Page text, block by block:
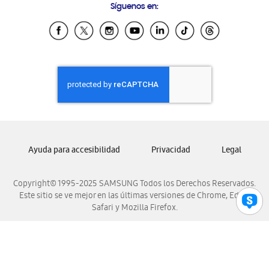
Samsung Ecuador
Samsung El Salvador
Samsung Honduras
Samsung Nicaragua
Samsung Panamá
Samsung Venezuela
Síguenos en:
Copyright© 1995-2025 SAMSUNG Todos los Derechos Reservados.
Este sitio se ve mejor en las últimas versiones de Chrome, Edge,
Safari y Mozilla Firefox.
Ayuda para accesibilidad Privacidad Legal